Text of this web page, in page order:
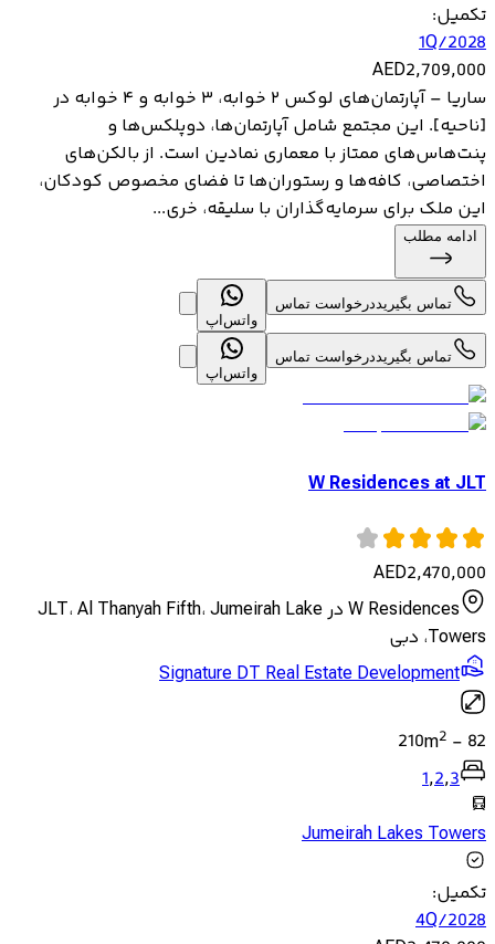
تکمیل:
1Q/2028
AED2,709,000
ساریا – آپارتمان‌های لوکس ۲ خوابه، ۳ خوابه و ۴ خوابه در
[ناحیه]. این مجتمع شامل آپارتمان‌ها، دوپلکس‌ها و
پنت‌هاس‌های ممتاز با معماری نمادین است. از بالکن‌های
اختصاصی، کافه‌ها و رستوران‌ها تا فضای مخصوص کودکان،
این ملک برای سرمایه‌گذاران با سلیقه، خری...
ادامه مطلب
تماس بگیرید درخواست تماس
واتس‌اپ
تماس بگیرید درخواست تماس
واتس‌اپ
W Residences at JLT
AED2,470,000
W Residences در JLT، Al Thanyah Fifth، Jumeirah Lake
Towers، دبی
Signature DT Real Estate Development
82
-
210m2
1,2,3
Jumeirah Lakes Towers
تکمیل:
4Q/2028